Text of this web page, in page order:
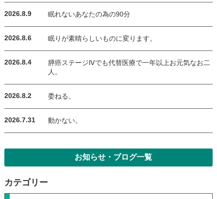
2026.8.9 眠れないあなたの為の90分
2026.8.6 眠りが素晴らしいものに変ります。
2026.8.4
膵癌ステージⅣでも代替医療で一年以上お元気なお二
人。
2026.8.2 委ねる。
2026.7.31 動かない。
お知らせ・ブログ一覧
カテゴリー